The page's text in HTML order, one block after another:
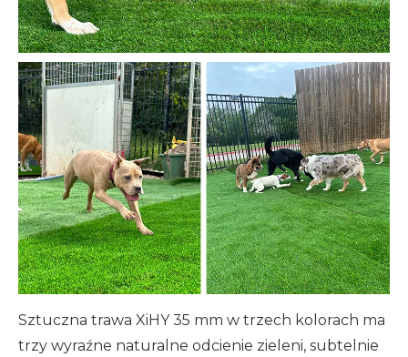
Sztuczna trawa XiHY 35 mm w trzech kolorach ma
trzy wyraźne naturalne odcienie zieleni, subtelnie